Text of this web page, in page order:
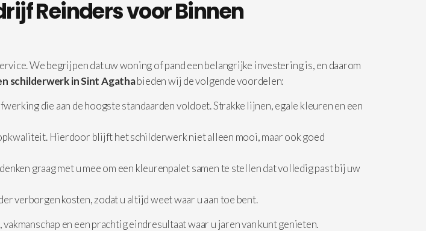
Reinders voor Binnen
We begrijpen dat uw woning of pand een belangrijke investering is, en daarom
schilderwerk in Sint Agathabieden wij de volgende voordelen:
die aan de hoogste standaarden voldoet. Strakke lijnen, egale kleuren en een
Hierdoor blijft het schilderwerk niet alleen mooi, maar ook goed
graag met u mee om een kleurenpalet samen te stellen dat volledig past bij uw
verborgen kosten, zodat u altijd weet waar u aan toe bent.
en een prachtig eindresultaat waar u jaren van kunt genieten.